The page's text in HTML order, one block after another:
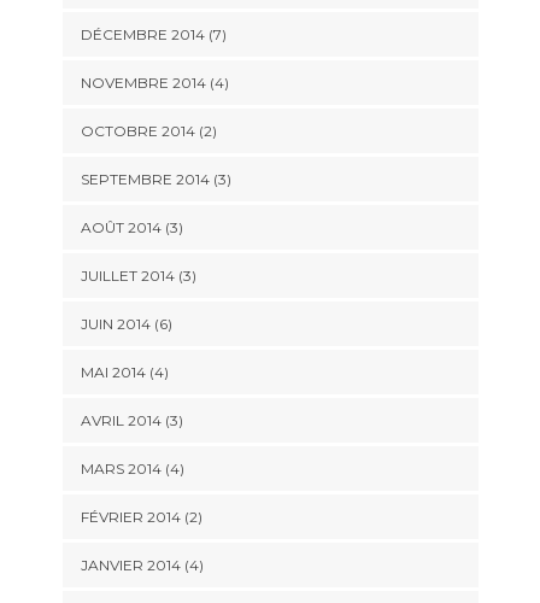
DÉCEMBRE 2014(7)
NOVEMBRE 2014(4)
OCTOBRE 2014(2)
SEPTEMBRE 2014(3)
AOÛT 2014(3)
JUILLET 2014(3)
JUIN 2014(6)
MAI 2014(4)
AVRIL 2014(3)
MARS 2014(4)
FÉVRIER 2014(2)
JANVIER 2014(4)